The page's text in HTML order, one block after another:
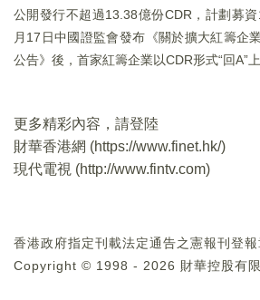
公開發行不超過13.38億份CDR，計劃募
月17日中國證監會發布《關於擴大紅籌企
公告》後，首家紅籌企業以CDR形式“回A”上
更多精彩內容，請登陸
財華香港網 (https://www.finet.hk/)
現代電視 (http://www.fintv.com)
香港政府指定刊載法定通告之憲報刊登報
Copyright © 1998 - 2026 財華控股有限